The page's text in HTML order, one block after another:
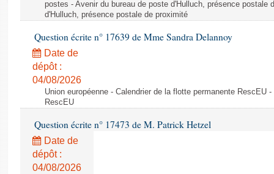
Baromètre de l’application des lois
Dossiers législatifs
Budget et sécurité sociale
Questions écrites et orales
Comptes rendus des débats
postes - Avenir du bureau de poste d'Hulluch, présence postale
d'Hulluch, présence postale de proximité
Question écrite n° 17639 de Mme Sandra Delannoy
Date de
dépôt :
04/08/2026
Union européenne - Calendrier de la flotte permanente RescEU
RescEU
Question écrite n° 17473 de M. Patrick Hetzel
Date de
dépôt :
04/08/2026